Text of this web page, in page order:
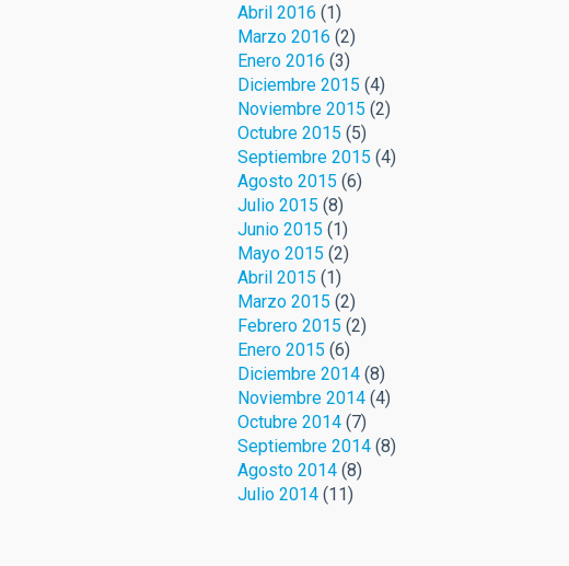
Abril 2016 (1)
Marzo 2016 (2)
Enero 2016 (3)
Diciembre 2015 (4)
Noviembre 2015 (2)
Octubre 2015 (5)
Septiembre 2015 (4)
Agosto 2015 (6)
Julio 2015 (8)
Junio 2015 (1)
Mayo 2015 (2)
Abril 2015 (1)
Marzo 2015 (2)
Febrero 2015 (2)
Enero 2015 (6)
Diciembre 2014(8)
Noviembre 2014(4)
Octubre 2014(7)
Septiembre 2014(8)
Agosto 2014(8)
Julio 2014(11)